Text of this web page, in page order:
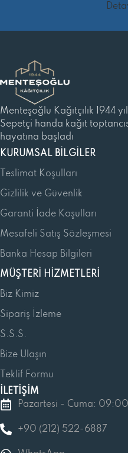
Menteşoğlu Kağıtçılık 1944
Sepetçi handa kağıt
hayatına başladı
KURUMSAL BILGILER
Teslimat Koşulları
Gizlilik ve Güvenlik
Garanti İade Koşulları
Mesafeli Satış Sözleşmesi
Banka Hesap Bilgileri
MÜŞTERI HIZMETLERI
Biz Kimiz
Sipariş İzleme
S.S.S.
Bize Ulaşın
Teklif Formu
İLETİŞİM
Pazartesi - Cuma:
+90 (212) 522-6887